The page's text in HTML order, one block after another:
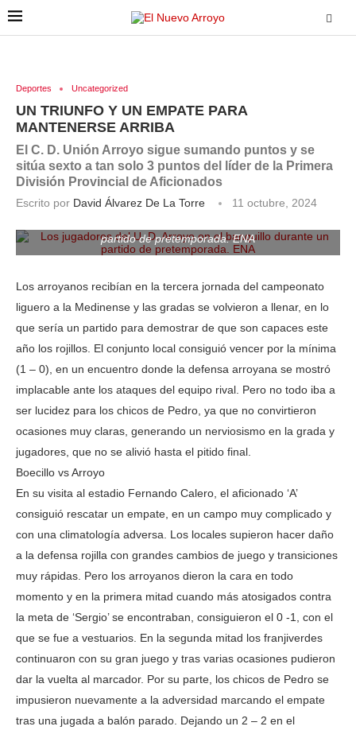
Deportes Uncategorized
UN TRIUNFO Y UN EMPATE PARA
MANTENERSE ARRIBA
El C. D. Unión Arroyo sigue sumando puntos y se
sitúa sexto a tan solo 3 puntos del líder de la Primera
División Provincial de Aficionados
Escrito por David Álvarez De La Torre
11 octubre, 2024
partido de pretemporada. ENA
Los arroyanos recibían en la tercera jornada del campeonato
liguero a la Medinense y las gradas se volvieron a llenar, en lo
que sería un partido para demostrar de que son capaces este
año los rojillos. El conjunto local consiguió vencer por la mínima
(1 – 0), en un encuentro donde la defensa arroyana se mostró
implacable ante los ataques del equipo rival. Pero no todo iba a
ser lucidez para los chicos de Pedro, ya que no convirtieron
ocasiones muy claras, generando un nerviosismo en la grada y
jugadores, que no se alivió hasta el pitido final.
Boecillo vs Arroyo
En su visita al estadio Fernando Calero, el aficionado ‘A’
consiguió rescatar un empate, en un campo muy complicado y
con una climatología adversa. Los locales supieron hacer daño
a la defensa rojilla con grandes cambios de juego y transiciones
muy rápidas. Pero los arroyanos dieron la cara en todo
momento y en la primera mitad cuando más atosigados contra
la meta de ‘Sergio’ se encontraban, consiguieron el 0 -1, con el
que se fue a vestuarios. En la segunda mitad los franjiverdes
continuaron con su gran juego y tras varias ocasiones pudieron
dar la vuelta al marcador. Por su parte, los chicos de Pedro se
impusieron nuevamente a la adversidad marcando el empate
tras una jugada a balón parado. Dejando un 2 – 2 en el